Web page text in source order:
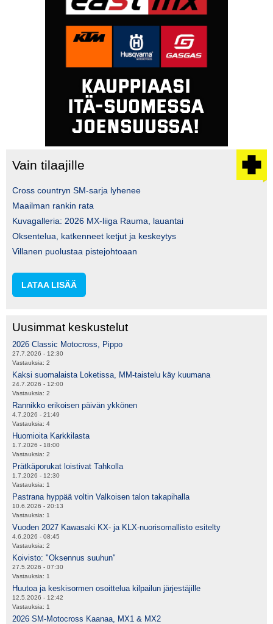
Vain tilaajille
Cross countryn SM-sarja lyhenee
Maailman rankin rata
Kuvagalleria: 2026 MX-liiga Rauma, lauantai
Oksentelua, katkenneet ketjut ja keskeytys
Villanen puolustaa pistejohtoaan
LATAA LISÄÄ
Uusimmat keskustelut
2026 Classic Motocross, Pippo
27.7.2026 - 12:30
Vastauksia: 2
Kaksi suomalaista Loketissa, MM-taistelu käy kuumana
24.7.2026 - 12:00
Vastauksia: 2
Rannikko erikoisen päivän ykkönen
4.7.2026 - 21:49
Vastauksia: 4
Huomioita Karkkilasta
1.7.2026 - 18:00
Vastauksia: 2
Prätkäporukat loistivat Tahkolla
1.7.2026 - 12:30
Vastauksia: 1
Pastrana hyppää voltin Valkoisen talon takapihalla
10.6.2026 - 20:13
Vastauksia: 1
Vuoden 2027 Kawasaki KX- ja KLX-nuorisomallisto esitelty
4.6.2026 - 08:45
Vastauksia: 2
Koivisto: "Oksennus suuhun"
27.5.2026 - 07:30
Vastauksia: 1
Huutoa ja keskisormen osoittelua kilpailun järjestäjille
12.5.2026 - 12:42
Vastauksia: 1
2026 SM-Motocross Kaanaa, MX1 & MX2